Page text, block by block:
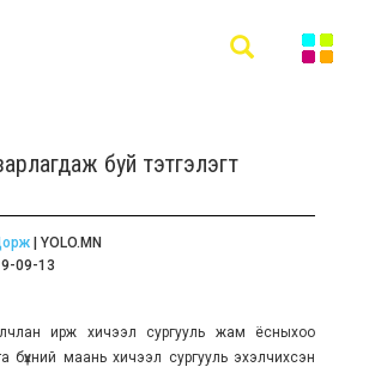
буй тэтгэлэгт
| YOLO.MN
09-13
ирж хичээл сургууль жам ёсныхоо
бүхний маань хичээл сургууль эхэлчихсэн